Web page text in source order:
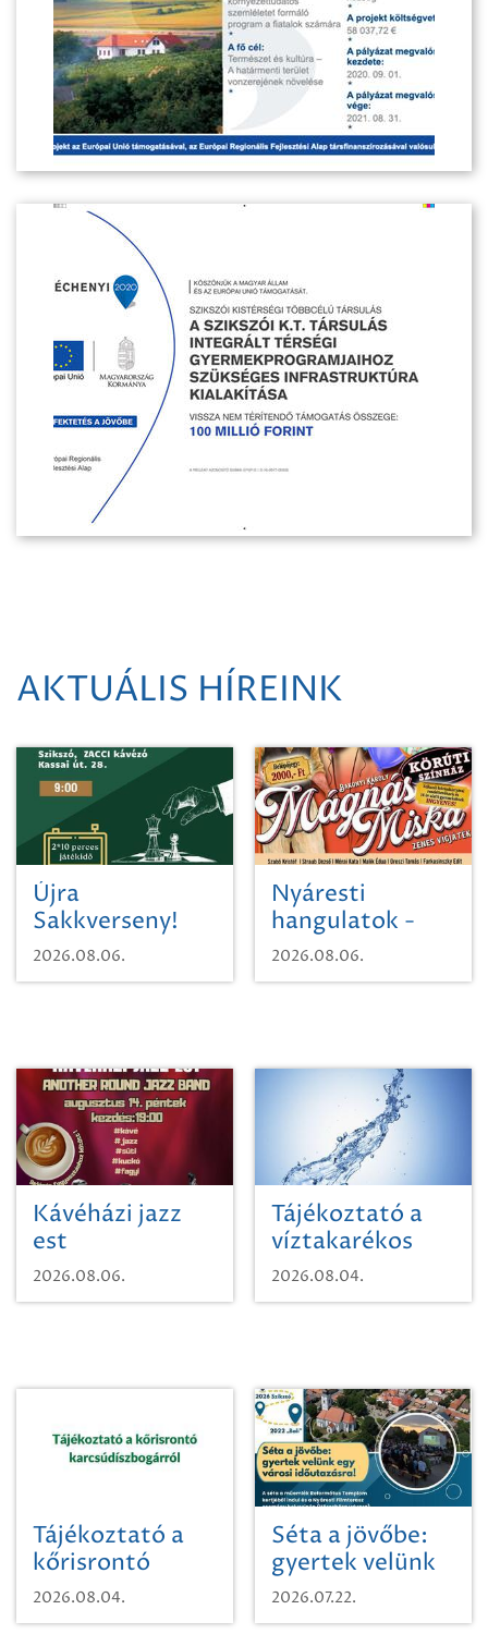
AKTUÁLIS HÍREINK
Újra
Sakkverseny!
2026.08.06.
Nyáresti
hangulatok -
Mágnás Miska
2026.08.06.
Kávéházi jazz
est
2026.08.06.
Tájékoztató a
víztakarékos
vízhasználatról
2026.08.04.
Tájékoztató a
kőrisrontó
karcsúdíszbogárról
2026.08.04.
Séta a jövőbe:
gyertek velünk
egy városi
időutazásra!
2026.07.22.